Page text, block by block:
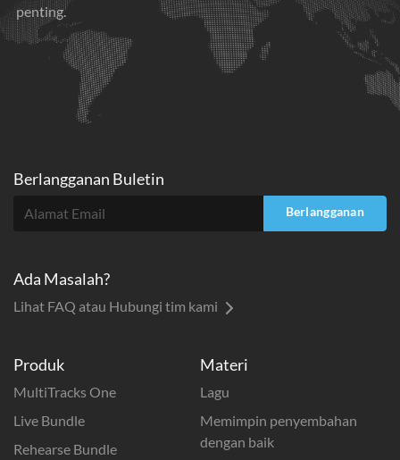
penting.
Produk
MultiTracks One
Live Bundle
Rehearse Bundle
Materi
Lagu
Memimpin penyembahan
dengan baik
Berlangganan Buletin
Berlangganan
Ada Masalah?
Lihat FAQ atau Hubungi tim kami